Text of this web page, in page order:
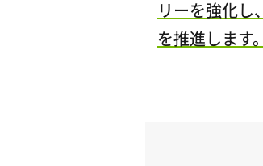
リーを強化し
を推進します。